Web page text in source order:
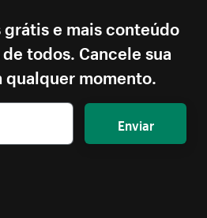
e mais conteúdo
todos. Cancele sua
momento.
Enviar